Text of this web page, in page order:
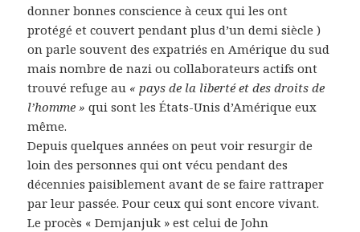
donner bonnes conscience à ceux qui les ont
protégé et couvert pendant plus d’un demi siècle )
on parle souvent des expatriés en Amérique du sud
mais nombre de nazi ou collaborateurs actifs ont
trouvé refuge au « pays de la liberté et des droits de
l’homme » qui sont les États-Unis d’Amérique eux
même.
Depuis quelques années on peut voir resurgir de
loin des personnes qui ont vécu pendant des
décennies paisiblement avant de se faire rattraper
par leur passée. Pour ceux qui sont encore vivant.
Le procès « Demjanjuk » est celui de John